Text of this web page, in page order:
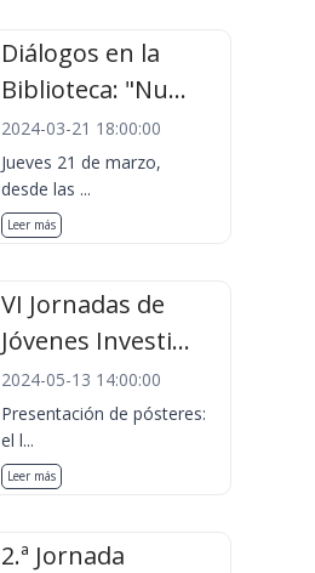
Diálogos en la
Biblioteca: "Nu...
2024-03-21 18:00:00
Jueves 21 de marzo,
desde las ...
Leer más
VI Jornadas de
Jóvenes Investi...
2024-05-13 14:00:00
Presentación de pósteres:
el l...
Leer más
2.ª Jornada